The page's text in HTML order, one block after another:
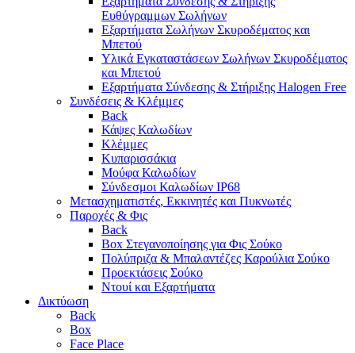
Ευθύγραμμων Σωλήνων
Εξαρτήματα Σωλήνων Σκυροδέματος και
Μπετού
Υλικά Εγκαταστάσεων Σωλήνων Σκυροδέματος
και Μπετού
Εξαρτήματα Σύνδεσης & Στήριξης Halogen Free
Συνδέσεις & Κλέμμες
Back
Κάψες Καλωδίων
Κλέμμες
Κυπαρισσάκια
Μούφα Καλωδίων
Σύνδεσμοι Καλωδίων IP68
Μετασχηματιστές, Εκκινητές και Πυκνωτές
Παροχές & Φις
Back
Box Στεγανοποίησης για Φις Σούκο
Πολύπριζα & Μπαλαντέζες Καρούλια Σούκο
Προεκτάσεις Σούκο
Ντουί και Εξαρτήματα
Δικτύωση
Back
Box
Face Place